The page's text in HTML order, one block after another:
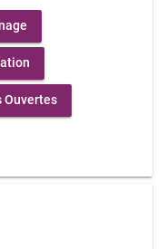
Ouvertes